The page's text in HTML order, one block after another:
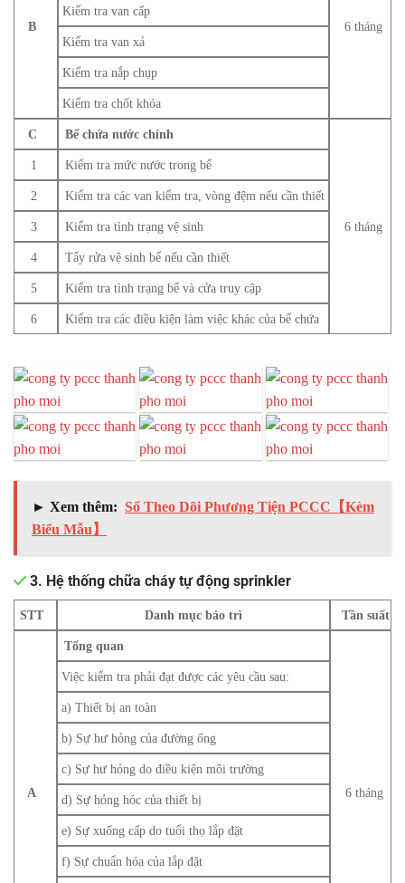
B 6 tháng
Kiểm tra van cấp
Kiểm tra van xả
Kiểm tra nắp chụp
Kiểm tra chốt khóa
C Bể chứa nước chính
6 tháng
1 Kiểm tra mức nước trong bể
2 Kiểm tra các van kiểm tra, vòng đệm nếu cần thiết
3 Kiểm tra tình trạng vệ sinh
4 Tẩy rửa vệ sinh bể nếu cần thiết
5 Kiểm tra tình trạng bể và cửa truy cập
6 Kiểm tra các điều kiện làm việc khác của bể chứa
► Xem thêm: Sổ Theo Dõi Phương Tiện PCCC【Kèm
Biểu Mẫu】
3. Hệ thống chữa cháy tự động sprinkler
STT Danh mục bảo trì Tần suất
A
Tổng quan
6 tháng
Việc kiểm tra phải đạt được các yêu cầu sau:
a) Thiết bị an toàn
b) Sự hư hỏng của đường ống
c) Sự hư hỏng do điều kiện môi trường
d) Sự hỏng hóc của thiết bị
e) Sự xuống cấp do tuổi thọ lắp đặt
f) Sự chuẩn hóa của lắp đặt